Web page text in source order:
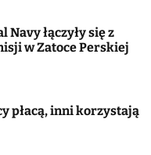
Navy łączyły się z
w Zatoce Perskiej
płacą, inni korzystają